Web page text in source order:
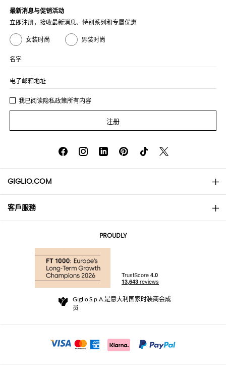
最新消息与促销活动
立即注册，接收最新消息、特别系列和专属优惠
女装时尚 男装时尚
名字
电子邮箱地址
我已阅读隐私政策所有内容
注册
GIGLIO.COM
About
Community Store
Beauty Seekers VIP Club
客戶服務
退货与退款
For a safe shopping experience
Security Communication
PROUDLY
Giglio S.p.A.是意大利国家时装商会成
员